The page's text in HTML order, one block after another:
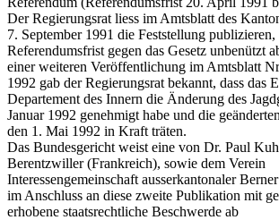
Der Regierungsrat liess im Amtsblatt des
7. September 1991 die Feststellung publizieren,
Referendumsfrist gegen das Gesetz unbenützt
einer weiteren Veröffentlichung im Amtsblatt
1992 gab der Regierungsrat bekannt, dass das
Departement des Innern die Änderung des
Januar 1992 genehmigt habe und die
den 1. Mai 1992 in Kraft träten.
Das Bundesgericht weist eine von Dr. Paul
Berentzwiller (Frankreich), sowie dem Verein
Interessengemeinschaft ausserkantonaler
im Anschluss an diese zweite Publikation mit
erhobene staatsrechtliche Beschwerde ab